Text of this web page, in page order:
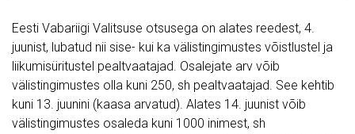
Eesti Vabariigi Valitsuse otsusega on alates reedest, 4.
juunist, lubatud nii sise- kui ka välistingimustes võistlustel ja
liikumisüritustel pealtvaatajad. Osalejate arv võib
välistingimustes olla kuni 250, sh pealtvaatajad. See kehtib
kuni 13. juunini (kaasa arvatud). Alates 14. juunist võib
välistingimustes osaleda kuni 1000 inimest, sh